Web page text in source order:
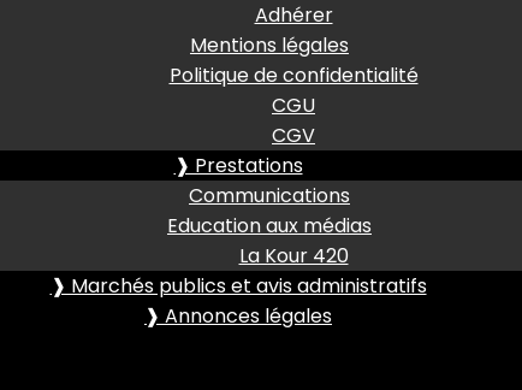
Adhérer
Mentions légales
Politique de confidentialité
CGU
CGV
❱ Prestations
Communications
Education aux médias
La Kour 420
❱ Marchés publics et avis administratifs
❱ Annonces légales